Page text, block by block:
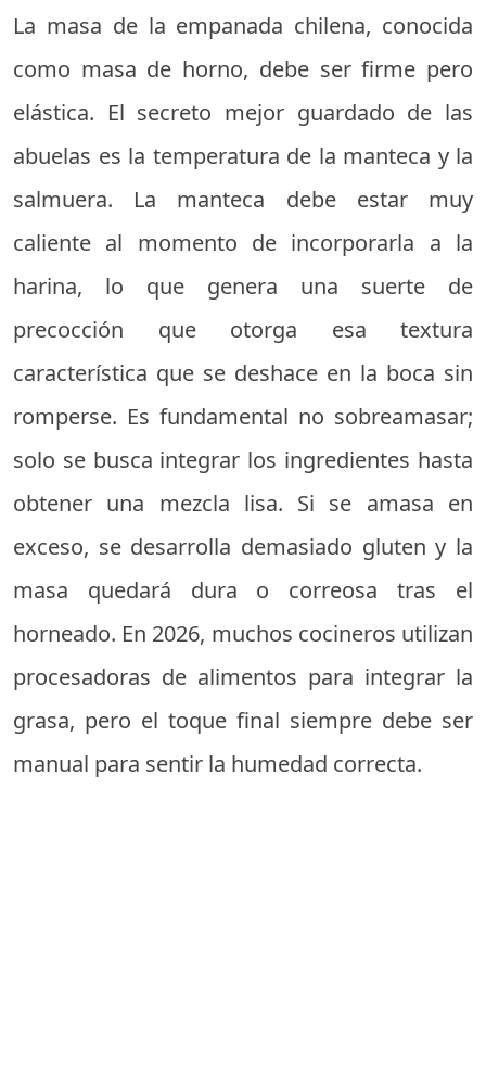
La masa de la empanada chilena, conocida
como masa de horno, debe ser firme pero
elástica. El secreto mejor guardado de las
abuelas es la temperatura de la manteca y la
salmuera. La manteca debe estar muy
caliente al momento de incorporarla a la
harina, lo que genera una suerte de
precocción que otorga esa textura
característica que se deshace en la boca sin
romperse. Es fundamental no sobreamasar;
solo se busca integrar los ingredientes hasta
obtener una mezcla lisa. Si se amasa en
exceso, se desarrolla demasiado gluten y la
masa quedará dura o correosa tras el
horneado. En 2026, muchos cocineros utilizan
procesadoras de alimentos para integrar la
grasa, pero el toque final siempre debe ser
manual para sentir la humedad correcta.